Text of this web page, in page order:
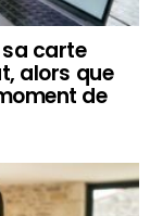
sa carte
alors que
de